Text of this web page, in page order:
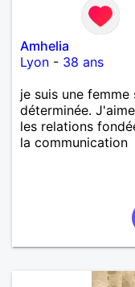
Amhelia
Lyon - 38 ans
je suis une
déterminée.
les relations
la communication